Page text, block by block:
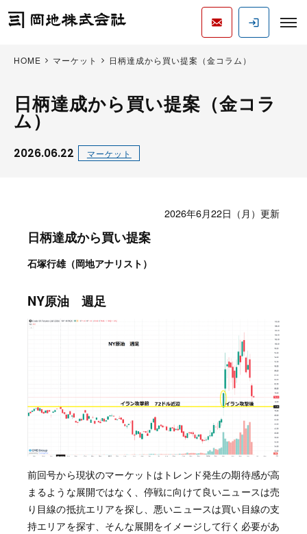
HOME マーケット 日柄達成から買い提案（金コラム）
日柄達成から買い提案（金コラ
ム）
2026.06.22 マーケット
2026年6月22日（月）更新
日柄達成から買い提案
石塚行雄（岡地アナリスト）
NY原油 週足
前回号から現状のマーケットはトレンド発生の期待感が高
まるような展開ではなく、停戦に向けて良いニュースは売
り目線の抵抗エリアを探し、悪いニュースは買い目線の支
持エリアを探す、そんな展開をイメージして行く必要があ